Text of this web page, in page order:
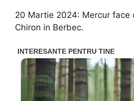
20 Martie 2024: Mercur face
Chiron in Berbec.